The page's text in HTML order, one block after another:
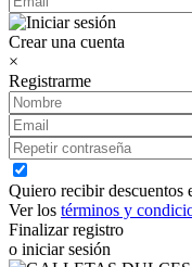
Crear una cuenta
×
Registrarme
Quiero recibir descuentos
Ver los términos y
Finalizar registro
o iniciar sesión